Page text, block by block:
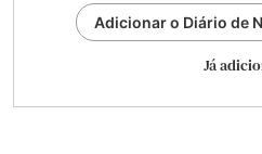
Adicionar o Diário de
Já